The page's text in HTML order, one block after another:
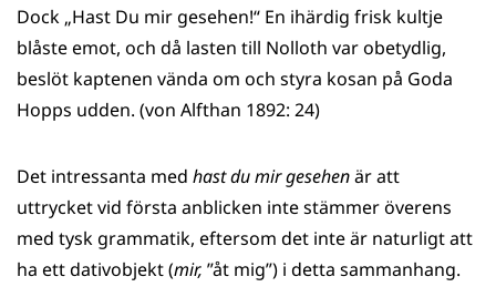
Dock „Hast Du mir gesehen!“ En ihärdig frisk kultje
blåste emot, och då lasten till Nolloth var obetydlig,
beslöt kaptenen vända om och styra kosan på Goda
Hopps udden. (von Alfthan 1892: 24)
Det intressanta med hast du mir gesehenär att
uttrycket vid första anblicken inte stämmer överens
med tysk grammatik, eftersom det inte är naturligt att
ha ett dativobjekt (mir, ”åt mig”) i detta sammanhang.